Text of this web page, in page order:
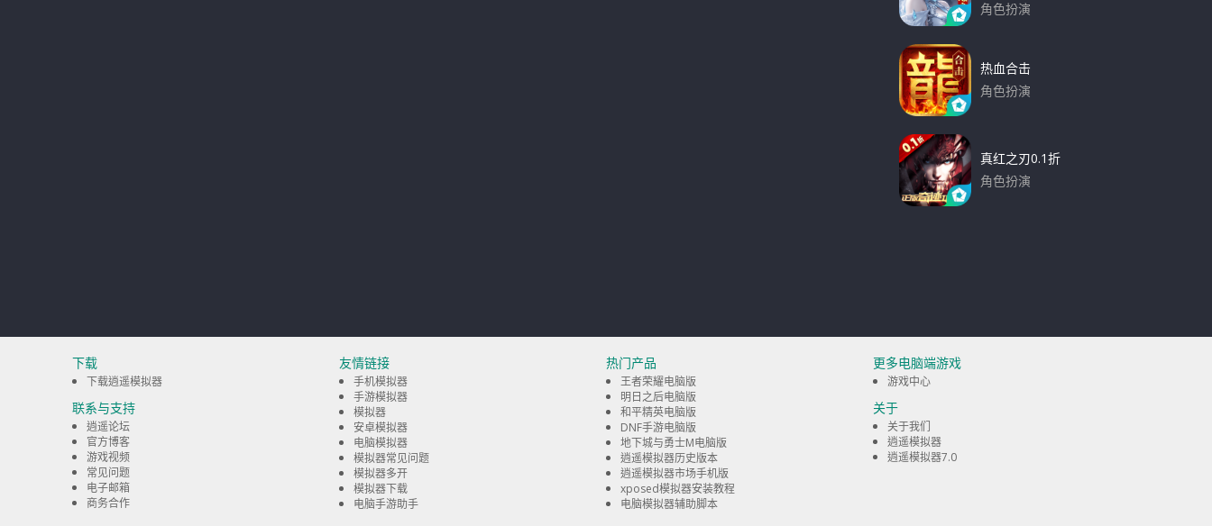
角色扮演
热血合击
角色扮演
真红之刃0.1折
角色扮演
下载
下载逍遥模拟器
联系与支持
逍遥论坛
官方博客
游戏视频
常见问题
电子邮箱
商务合作
友情链接
手机模拟器
手游模拟器
模拟器
安卓模拟器
电脑模拟器
模拟器常见问题
模拟器多开
模拟器下载
电脑手游助手
热门产品
王者荣耀电脑版
明日之后电脑版
和平精英电脑版
DNF手游电脑版
地下城与勇士M电脑版
逍遥模拟器历史版本
逍遥模拟器市场手机版
xposed模拟器安装教程
电脑模拟器辅助脚本
更多电脑端游戏
游戏中心
关于
关于我们
逍遥模拟器
逍遥模拟器7.0